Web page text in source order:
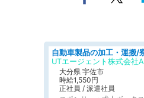
大分県 宇佐市
時給1,550円
正社員 / 派遣社員